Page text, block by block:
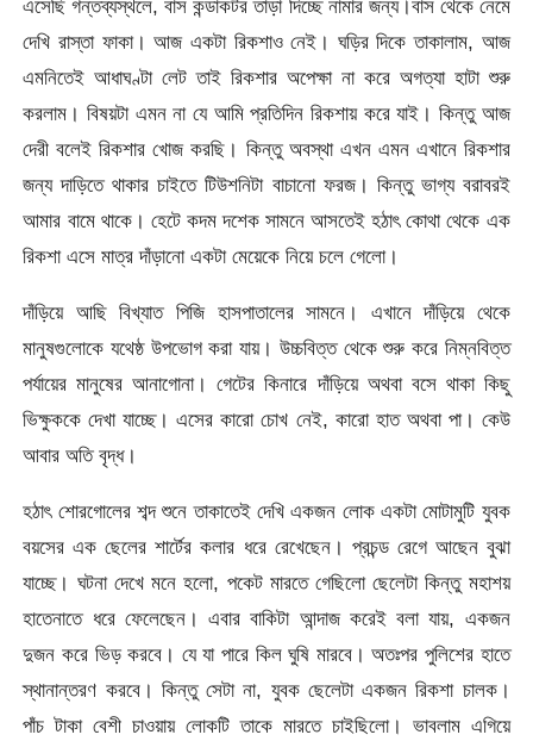
এসেছি গন্তব্যস্থলে, বাস কন্ডাকটর তাড়া দিচ্ছে নামার জন্য।বাস থেকে নেমে
দেখি রাস্তা ফাকা। আজ একটা রিকশাও নেই। ঘড়ির দিকে তাকালাম, আজ
এমনিতেই আধাঘণ্টা লেট তাই রিকশার অপেক্ষা না করে অগত্যা হাটা শুরু
করলাম। বিষয়টা এমন না যে আমি প্রতিদিন রিকশায় করে যাই। কিন্তু আজ
দেরী বলেই রিকশার খোজ করছি। কিন্তু অবস্থা এখন এমন এখানে রিকশার
জন্য দাড়িতে থাকার চাইতে টিউশনিটা বাচানো ফরজ। কিন্তু ভাগ্য বরাবরই
আমার বামে থাকে। হেটে কদম দশেক সামনে আসতেই হঠাৎ কোথা থেকে এক
রিকশা এসে মাত্র দাঁড়ানো একটা মেয়েকে নিয়ে চলে গেলো।
দাঁড়িয়ে আছি বিখ্যাত পিজি হাসপাতালের সামনে। এখানে দাঁড়িয়ে থেকে
মানুষগুলোকে যথেষ্ঠ উপভোগ করা যায়। উচ্চবিত্ত থেকে শুরু করে নিম্নবিত্ত
পর্যায়ের মানুষের আনাগোনা। গেটের কিনারে দাঁড়িয়ে অথবা বসে থাকা কিছু
ভিক্ষুককে দেখা যাচ্ছে। এসের কারো চোখ নেই, কারো হাত অথবা পা। কেউ
আবার অতি বৃদ্ধ।
হঠাৎ শোরগোলের শব্দ শুনে তাকাতেই দেখি একজন লোক একটা মোটামুটি যুবক
বয়সের এক ছেলের শার্টের কলার ধরে রেখেছেন। প্রচন্ড রেগে আছেন বুঝা
যাচ্ছে। ঘটনা দেখে মনে হলো, পকেট মারতে গেছিলো ছেলেটা কিন্তু মহাশয়
হাতেনাতে ধরে ফেলেছেন। এবার বাকিটা আন্দাজ করেই বলা যায়, একজন
দুজন করে ভিড় করবে। যে যা পারে কিল ঘুষি মারবে। অতঃপর পুলিশের হাতে
স্থানান্তরণ করবে। কিন্তু সেটা না, যুবক ছেলেটা একজন রিকশা চালক।
পাঁচ টাকা বেশী চাওয়ায় লোকটি তাকে মারতে চাইছিলো। ভাবলাম এগিয়ে